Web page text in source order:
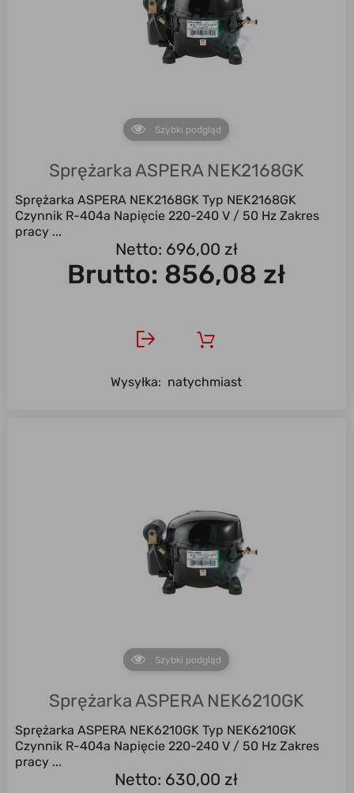
Szybki podgląd
Sprężarka ASPERA NEK2168GK
Sprężarka ASPERA NEK2168GK Typ NEK2168GK
Czynnik R-404a Napięcie 220-240 V / 50 Hz Zakres
pracy ...
Netto: 696,00 zł
Brutto: 856,08 zł
Wysyłka: natychmiast
Szybki podgląd
Sprężarka ASPERA NEK6210GK
Sprężarka ASPERA NEK6210GK Typ NEK6210GK
Czynnik R-404a Napięcie 220-240 V / 50 Hz Zakres
pracy ...
Netto: 630,00 zł